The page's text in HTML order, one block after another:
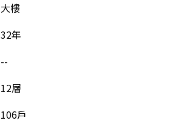
大樓
32年
--
12層
106戶